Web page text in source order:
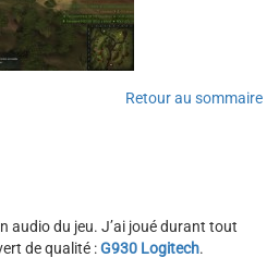
Retour au sommaire
audio du jeu. J’ai joué durant tout
de qualité :G930 Logitech.